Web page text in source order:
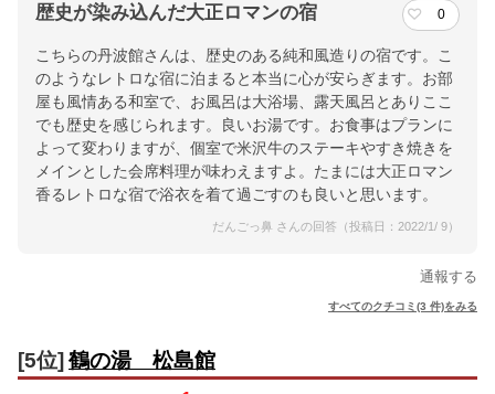
歴史が染み込んだ大正ロマンの宿 0
こちらの丹波館さんは、歴史のある純和風造りの宿です。こ
のようなレトロな宿に泊まると本当に心が安らぎます。お部
屋も風情ある和室で、お風呂は大浴場、露天風呂とありここ
でも歴史を感じられます。良いお湯です。お食事はプランに
よって変わりますが、個室で米沢牛のステーキやすき焼きを
メインとした会席料理が味わえますよ。たまには大正ロマン
香るレトロな宿で浴衣を着て過ごすのも良いと思います。
だんごっ鼻 さんの回答（投稿日：2022/1/ 9）
通報する
すべてのクチコミ(3 件)をみる
[5位] 鶴の湯 松島館